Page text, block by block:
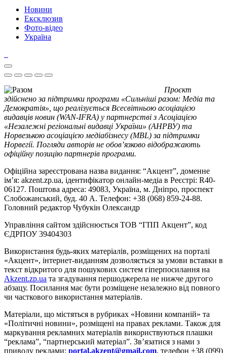
Новини
Ексклюзив
Фото-відео
Україна
Проєкт
здійснено за підтримки програми «Сильніші разом: Медіа та
Демократія», що реалізується Всесвітньою асоціацією
видавців новин (WAN-IFRA) у партнерстві з Асоціацією
«Незалежні регіональні видавці України» (АНРВУ) та
Норвезькою асоціацією медіабізнесу (MBL) за підтримки
Норвегії. Погляди авторів не обов’язково відображають
офіційну позицію партнерів програми.
Офіційна зареєстрована назва видання: “Акцент”, доменне
ім’я: akzent.zp.ua, ідентифікатор онлайн-медіа в Реєстрі: R40-
06127. Поштова адреса: 49083, Україна, м. Дніпро, проспект
Слобожанський, буд. 40 А. Телефон: +38 (068) 859-24-88.
Головний редактор Чубукін Олександр
Управління сайтом здійснюється ТОВ “ГПП Акцент”, код
ЄДРПОУ 39404303
Використання будь-яких матеріалів, розміщених на порталі
«Акцент», інтернет-виданням дозволяється за умови вставки в
текст відкритого для пошукових систем гіперпосилання на
Akzent.zp.ua та згадування першоджерела не нижче другого
абзацу. Посилання має бути розміщене незалежно від повного
чи часткового використання матеріалів.
Матеріали, що містяться в рубриках «Новини компаній» та
«Політичні новини», розміщені на правах реклами. Також для
маркування рекламних матеріалів використвуються плашки
“реклама”, “партнерський матеріал”. Зв’язатися з нами з
приводу реклами: portal.akzent@gmail.com, телефон +38 (099)